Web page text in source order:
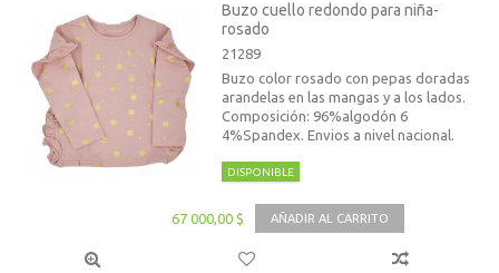
Buzo cuello redondo para niña-
rosado
21289
Buzo color rosado con pepas doradas
arandelas en las mangas y a los lados.
Composición: 96%algodón 6
4%Spandex. Envios a nivel nacional.
DISPONIBLE
67 000,00 $ AÑADIR AL CARRITO